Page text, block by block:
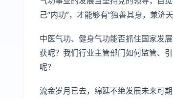
己“内功”，才能够有“独善其身，兼济
中医气功、健身气功能否抓住国家发
获呢？我们行业主管部门如何监管、
呢？
流金岁月已去，绵延不绝发展未来可